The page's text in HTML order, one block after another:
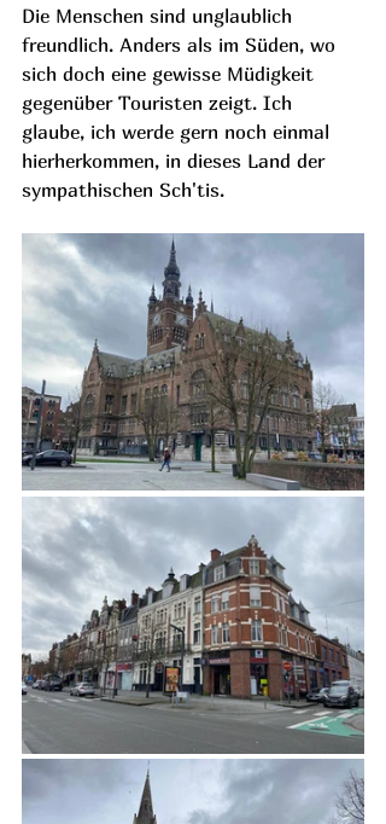
Die Menschen sind unglaublich
freundlich. Anders als im Süden, wo
sich doch eine gewisse Müdigkeit
gegenüber Touristen zeigt. Ich
glaube, ich werde gern noch einmal
hierherkommen, in dieses Land der
sympathischen Sch'tis.